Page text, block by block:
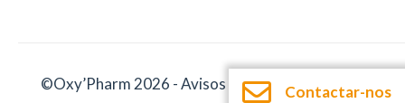
©Oxy’Pharm 2026 -Avisos legais- Documentação
Contactar-nos